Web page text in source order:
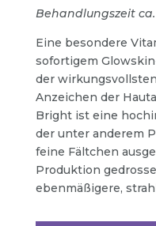
Behandlungszeit ca.
Eine besondere
sofortigem
der
Anzeichen der
Bright ist eine
der unter anderem
feine Fältchen
Produktion
ebenmäßigere,